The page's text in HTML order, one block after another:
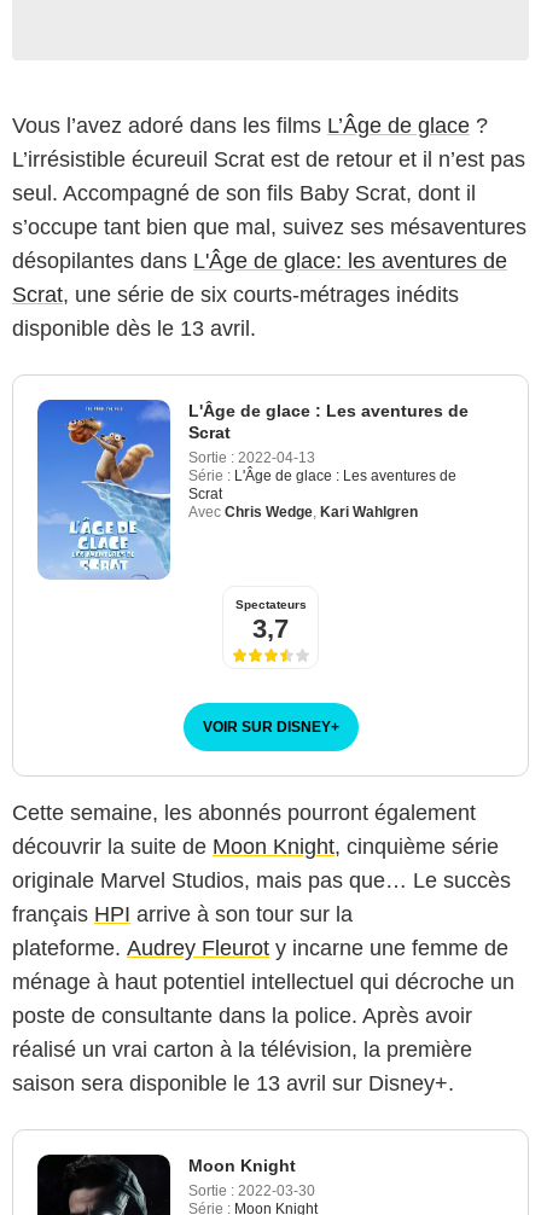
Vous l’avez adoré dans les films L’Âge de glace ?
L’irrésistible écureuil Scrat est de retour et il n’est pas
seul. Accompagné de son fils Baby Scrat, dont il
s’occupe tant bien que mal, suivez ses mésaventures
désopilantes dans L'Âge de glace: les aventures de
Scrat, une série de six courts-métrages inédits
disponible dès le 13 avril.
L'Âge de glace : Les aventures de
Scrat
Sortie : 2022-04-13
Série : L'Âge de glace : Les aventures de
Scrat
Avec Chris Wedge Kari Wahlgren
Spectateurs
3,7
VOIR SUR DISNEY+
Cette semaine, les abonnés pourront également
découvrir la suite de Moon Knight, cinquième série
originale Marvel Studios, mais pas que… Le succès
français HPI arrive à son tour sur la
plateforme. Audrey Fleurot y incarne une femme de
ménage à haut potentiel intellectuel qui décroche un
poste de consultante dans la police. Après avoir
réalisé un vrai carton à la télévision, la première
saison sera disponible le 13 avril sur Disney+.
Moon Knight
Sortie : 2022-03-30
Série : Moon Knight